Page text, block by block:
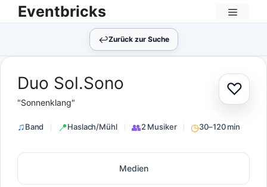
Zum
Inhalt
Eventbricks
Menü
↩︎Zurück zur Suche
♡Zur
Duo Sol.Sono
"Sonnenklang"
Band Haslach/Mühl 2 Musiker 30–120 min
Medien